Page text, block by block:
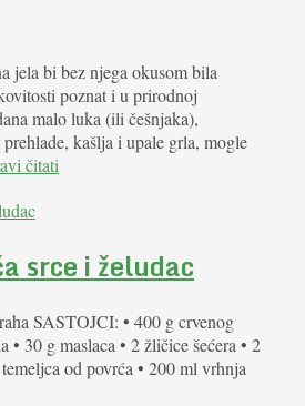
jela bi bez njega okusom bila
poznat i u prirodnoj
malo luka (ili češnjaka),
kašlja i upale grla, mogle
čitati
srce i želudac
SASTOJCI: • 400 g crvenog
• 30 g maslaca • 2 žličice šećera • 2
od povrća • 200 ml vrhnja